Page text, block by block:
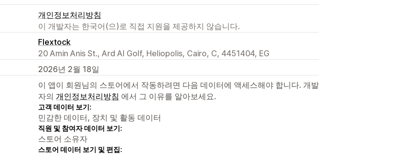
개인정보처리방침
이 개발자는 한국어(으)로 직접 지원을 제공하지 않습니다.
Flextock
20 Amin Anis St., Ard Al Golf, Heliopolis, Cairo, C, 4451404, EG
2026년 2월 18일
이 앱이 회원님의 스토어에서 작동하려면 다음 데이터에 액세스해야 합니다. 개발
자의 개인정보처리방침 에서 그 이유를 알아보세요.
고객 데이터 보기:
민감한 데이터, 장치 및 활동 데이터
직원 및 참여자 데이터 보기:
스토어 소유자
스토어 데이터 보기 및 편집: